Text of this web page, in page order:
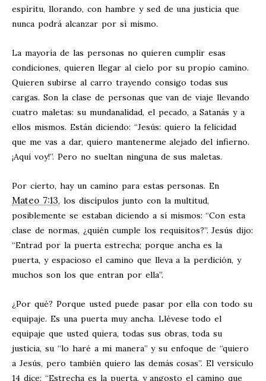
espíritu, llorando, con hambre y sed de una justicia que
nunca podrá alcanzar por sí mismo.
La mayoría de las personas no quieren cumplir esas
condiciones, quieren llegar al cielo por su propio camino.
Quieren subirse al carro trayendo consigo todas sus
cargas. Son la clase de personas que van de viaje llevando
cuatro maletas: su mundanalidad, el pecado, a Satanás y a
ellos mismos. Están diciendo: “Jesús: quiero la felicidad
que me vas a dar, quiero mantenerme alejado del infierno.
¡Aquí voy!”. Pero no sueltan ninguna de sus maletas.
Por cierto, hay un camino para estas personas. En
Mateo 7:13, los discípulos junto con la multitud,
posiblemente se estaban diciendo a sí mismos: “Con esta
clase de normas, ¿quién cumple los requisitos?”. Jesús dijo:
“Entrad por la puerta estrecha; porque ancha es la
puerta, y espacioso el camino que lleva a la perdición, y
muchos son los que entran por ella”.
¿Por qué? Porque usted puede pasar por ella con todo su
equipaje. Es una puerta muy ancha. Llévese todo el
equipaje que usted quiera, todas sus obras, toda su
justicia, su “lo haré a mi manera” y su enfoque de “quiero
a Jesús, pero también quiero las demás cosas”. El versículo
14 dice: “Estrecha es la puerta, y angosto el camino que